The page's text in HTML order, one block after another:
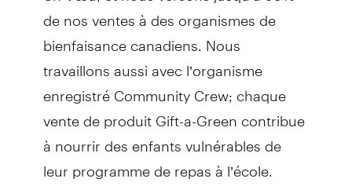
de nos ventes à des organismes de
bienfaisance canadiens. Nous
travaillons aussi avec l’organisme
enregistré Community Crew; chaque
vente de produit Gift-a-Green contribue
à nourrir des enfants vulnérables de
leur programme de repas à l’école.